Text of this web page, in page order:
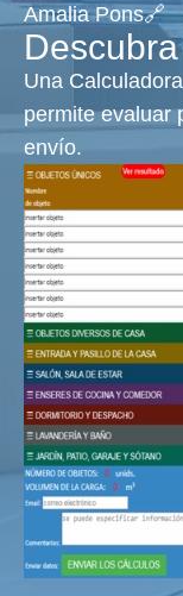
Amalia Pons🔗
Una
permite evaluar
envío.